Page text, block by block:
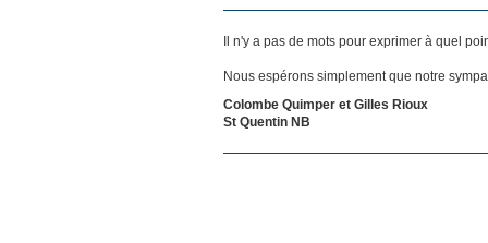
Il n'y a pas de mots pour exprimer à quel
Nous espérons simplement que notre
Colombe Quimper et Gilles Rioux
St Quentin NB